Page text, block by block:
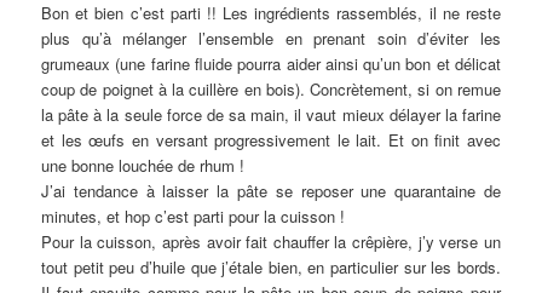
Bon et bien c’est parti !! Les ingrédients rassemblés, il ne reste
plus qu’à mélanger l’ensemble en prenant soin d’éviter les
grumeaux (une farine fluide pourra aider ainsi qu’un bon et délicat
coup de poignet à la cuillère en bois). Concrètement, si on remue
la pâte à la seule force de sa main, il vaut mieux délayer la farine
et les œufs en versant progressivement le lait. Et on finit avec
une bonne louchée de rhum !
J’ai tendance à laisser la pâte se reposer une quarantaine de
minutes, et hop c’est parti pour la cuisson !
Pour la cuisson, après avoir fait chauffer la crêpière, j’y verse un
tout petit peu d’huile que j’étale bien, en particulier sur les bords.